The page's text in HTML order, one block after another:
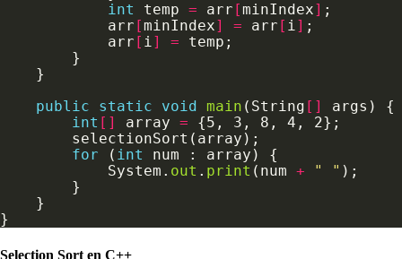
int
temp = arr [minIndex]
            arr
[minIndex] = arr [ i]
            arr
[ i] =
public
static void main (String []
int [] array =
for ( int
            System.
out . print (num + " "
Selection Sort en C++